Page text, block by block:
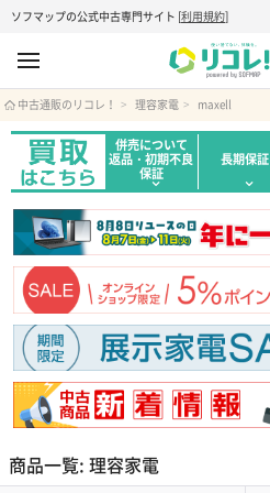
ソフマップの公式中古専門サイト [利用規約]
中古通販のリコレ！ 理容家電 maxell
併売について
返品・初期不良
保証
長期保証
商品一覧: 理容家電